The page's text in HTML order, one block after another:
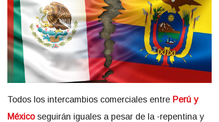
Todos los intercambios comerciales entre Perú y
Méxicoseguirán iguales a pesar de la -repentina y